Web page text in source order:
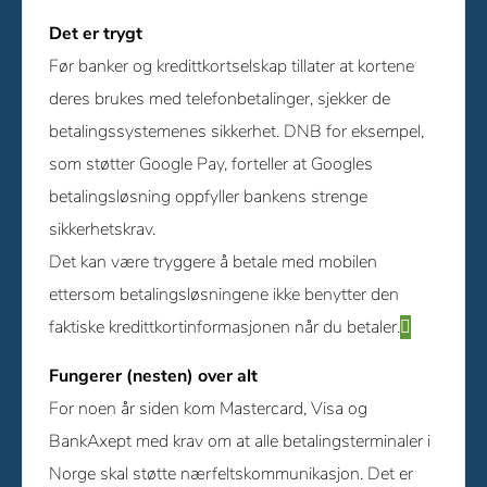
Det er trygt
Før banker og kredittkortselskap tillater at kortene
deres brukes med telefonbetalinger, sjekker de
betalingssystemenes sikkerhet. DNB for eksempel,
som støtter Google Pay, forteller at Googles
betalingsløsning oppfyller bankens strenge
sikkerhetskrav.
Det kan være tryggere å betale med mobilen
ettersom betalingsløsningene ikke benytter den
faktiske kredittkortinformasjonen når du betaler.
Fungerer (nesten) over alt
For noen år siden kom Mastercard, Visa og
BankAxept med krav om at alle betalingsterminaler i
Norge skal støtte nærfeltskommunikasjon. Det er